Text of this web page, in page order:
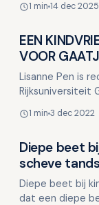
verzekeren. H…
1 min 14 dec 2025
Kinderen en
EEN
VOOR
Lisanne Pen is
Rijksuniversiteit
1 min 3 dec 2022
Kinderen en
Diepe beet
scheve
Diepe beet bij
dat een diepe